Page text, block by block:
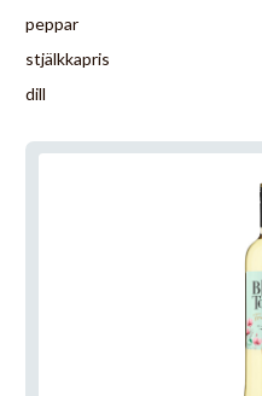
peppar
stjälkkapris
dill